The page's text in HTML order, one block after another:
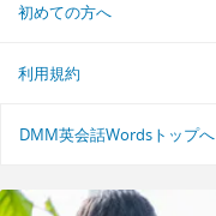
初めての方へ
利用規約
DMM英会話Wordsトップへ